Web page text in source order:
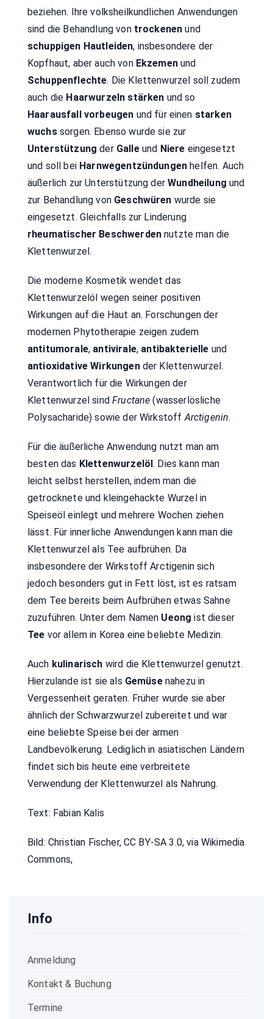
beziehen. Ihre volksheilkundlichen Anwendungen
sind die Behandlung von trockenen und
schuppigen Hautleiden, insbesondere der
Kopfhaut, aber auch von Ekzemenund
Schuppenflechte. Die Klettenwurzel soll zudem
auch die Haarwurzeln stärken und so
Haarausfall
vorbeugen und für einen starken
wuchssorgen. Ebenso wurde sie zur
Unterstützung der Galleund Niere eingesetzt
und soll bei Harnwegentzündungen helfen. Auch
äußerlich zur Unterstützung derWundheilung und
zur Behandlung von Geschwüren wurde sie
eingesetzt. Gleichfalls zur Linderung
rheumatischer Beschwerden nutzte man die
Klettenwurzel.
Die moderne Kosmetik wendet das
Klettenwurzelöl wegen seiner positiven
Wirkungen auf die Haut an. Forschungen der
modernen Phytotherapie zeigen zudem
antitumorale, antivirale, antibakterielle und
antioxidative Wirkungender Klettenwurzel.
Verantwortlich für die Wirkungen der
Klettenwurzel sindFructane (wasserlösliche
Polysacharide) sowie der WirkstoffArctigenin.
Für die äußerliche Anwendung nutzt man am
besten das Klettenwurzelöl. Dies kann man
leicht selbst herstellen, indem man die
getrocknete und kleingehackte Wurzel in
Speiseöl einlegt und mehrere Wochen ziehen
lässt. Für innerliche Anwendungen kann man die
Klettenwurzel als Tee aufbrühen. Da
insbesondere der Wirkstoff Arctigenin sich
jedoch besonders gut in Fett löst, ist es ratsam
dem Tee bereits beim Aufbrühen etwas Sahne
zuzuführen. Unter dem Namen Ueong ist dieser
Tee vor allem in Korea eine beliebte Medizin.
Auch kulinarisch wird die Klettenwurzel genutzt.
Hierzulande ist sie als Gemüsenahezu in
Vergessenheit geraten. Früher wurde sie aber
ähnlich der Schwarzwurzel zubereitet und war
eine beliebte Speise bei der armen
Landbevölkerung. Lediglich in asiatischen Ländern
findet sich bis heute eine verbreitete
Verwendung der Klettenwurzel als Nahrung.
Text: Fabian Kalis
Bild: Christian Fischer, CC BY-SA 3.0, via Wikimedia
Commons,
Info
Anmeldung
Kontakt & Buchung
Termine